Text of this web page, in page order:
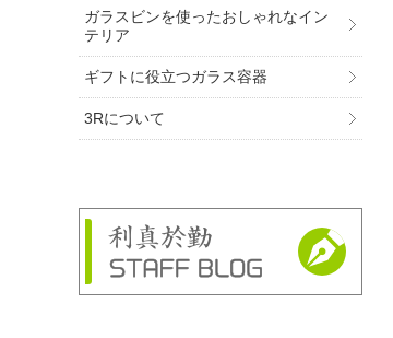
ガラスビンを使ったおしゃれなイン
テリア
ギフトに役立つガラス容器
3Rについて